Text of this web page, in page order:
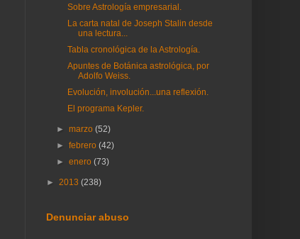
Sobre Astrología empresarial.
La carta natal de Joseph Stalin desde
una lectura...
Tabla cronológica de la Astrología.
Apuntes de Botánica astrológica, por
Adolfo Weiss.
Evolución, involución...una reflexión.
El programa Kepler.
►marzo(52)
►febrero(42)
►enero(73)
► 2013 (238)
Denunciar abuso